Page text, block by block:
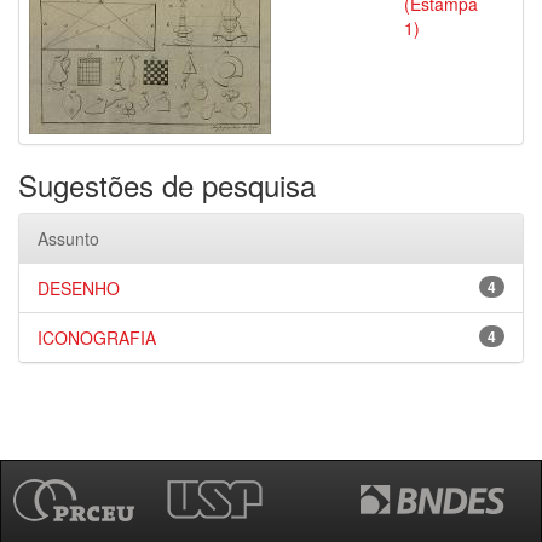
1)
Sugestões de pesquisa
Assunto
4
DESENHO
4
ICONOGRAFIA